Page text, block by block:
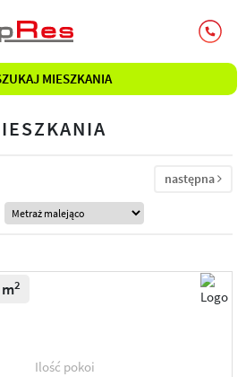
MIESZKANIA
następna
2
Ilość pokoi